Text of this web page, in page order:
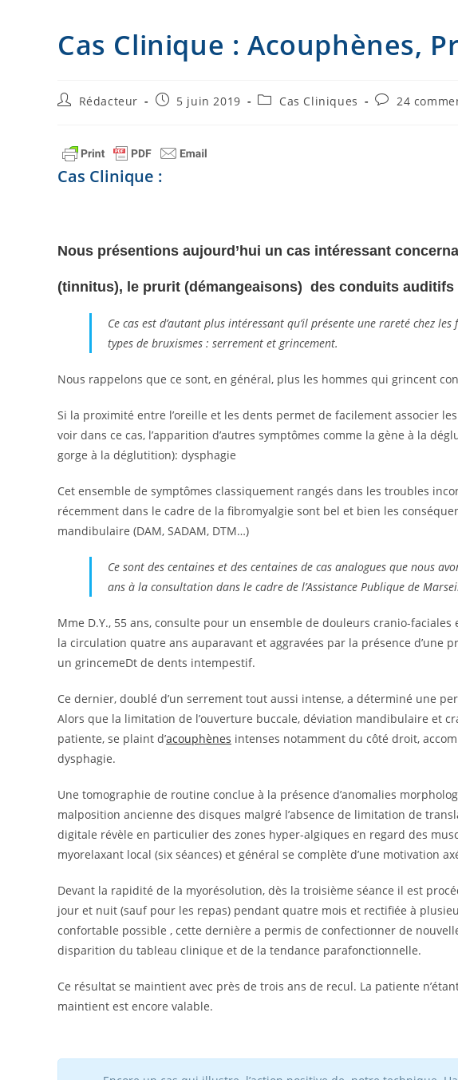
Cas Clinique : Acouphènes,
Auteur/autrice
publication :
Rédacteur
Publication
5 juin 2019
PostCas Cliniques
Commentaires
24
Cas Clinique :
Nous présentions aujourd’hui un cas intéressant
(tinnitus), le prurit (démangeaisons) des conduits auditifs
Ce cas est d’autant plus intéressant qu’il présente une rareté chez
types de bruxismes : serrement et grincement.
Nous rappelons que ce sont, en général, plus les hommes qui grincent
Si la proximité entre l’oreille et les dents permet de facilement associer
voir dans ce cas, l’apparition d’autres symptômes comme la gène à la
gorge à la déglutition): dysphagie
Cet ensemble de symptômes classiquement rangés dans les troubles
récemment dans le cadre de la fibromyalgie sont bel et bien les
mandibulaire (DAM, SADAM, DTM…)
Ce sont des centaines et des centaines de cas analogues que nous
ans à la consultation dans le cadre de l’Assistance Publique de
Mme D.Y., 55 ans, consulte pour un ensemble de douleurs cranio-
la circulation quatre ans auparavant et aggravées par la présence d’une
un grincemeDt de dents intempestif.
Ce dernier, doublé d’un serrement tout aussi intense, a déterminé une
Alors que la limitation de l’ouverture buccale, déviation mandibulaire et
patiente, se plaint d’acouphènes intenses notamment du côté droit,
dysphagie.
Une tomographie de routine conclue à la présence d’anomalies
malposition ancienne des disques malgré l’absence de limitation de
digitale révèle en particulier des zones hyper-algiques en regard des
myorelaxant local (six séances) et général se complète d’une motivation
Devant la rapidité de la myorésolution, dès la troisième séance il est
jour et nuit (sauf pour les repas) pendant quatre mois et rectifiée à
confortable possible , cette dernière a permis de confectionner de
disparition du tableau clinique et de la tendance parafonctionnelle.
Ce résultat se maintient avec près de trois ans de recul. La patiente
maintient est encore valable.